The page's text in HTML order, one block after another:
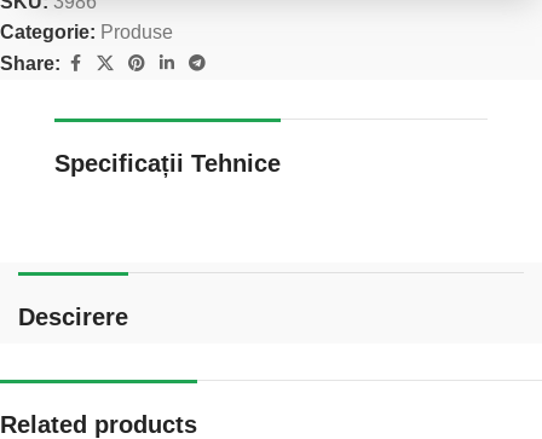
Categorie: Produse
Share:
Specificații Tehnice
Descirere
Related products